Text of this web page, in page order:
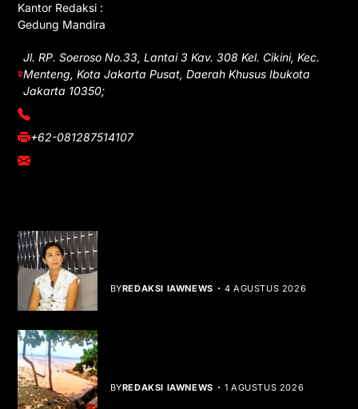
Kantor Redaksi :
Gedung Mandira
Jl. RP. Soeroso No.33, Lantai 3 Kav. 308 Kel. Cikini, Kec.
Menteng, Kota Jakarta Pusat, Daerah Khusus Ibukota
Jakarta 10350;
(021) 3908026
+62-081287514107
adm@iawnews.com
BYREDAKSI IAWNEWS 4 AGUSTUS 2026
BYREDAKSI IAWNEWS 1 AGUSTUS 2026